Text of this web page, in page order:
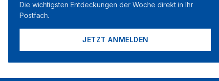
Die wichtigsten Entdeckungen der Woche direkt in Ihr
Postfach.
JETZT ANMELDEN